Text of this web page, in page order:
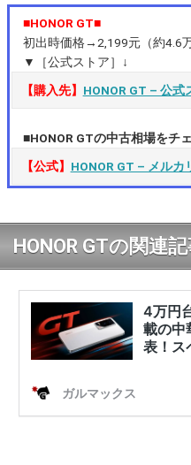
■HONOR GT■
初出時価格→2,199元（約4.6
▼［公式ストア］↓
【購入先】 HONOR GT – 公式
■HONOR GTの中古相場をチ
【公式】 HONOR GT – メルカ
HONOR GTの関連